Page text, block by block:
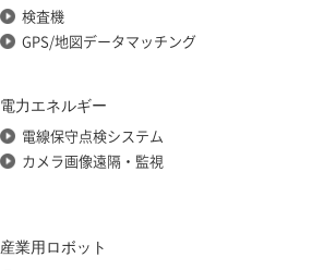
検査機
GPS/地図データマッチング
電力エネルギー
電線保守点検システム
カメラ画像遠隔・監視
産業用ロボット